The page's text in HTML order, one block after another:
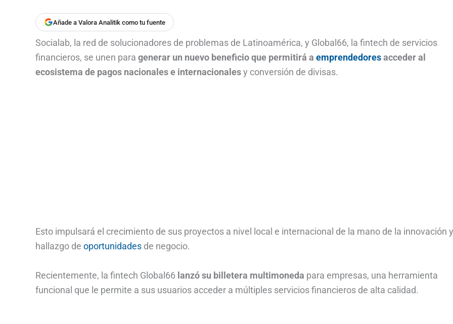
Añade a Valora Analitik como tu fuente
Socialab, la red de solucionadores de problemas de Latinoamérica, y Global66, la fintech de servicios
financieros, se unen para generar un nuevo beneficio que permitirá a emprendedoresacceder al
ecosistema de pagos nacionales e internacionalesy conversión de divisas.
Esto impulsará el crecimiento de sus proyectos a nivel local e internacional de la mano de la innovación
hallazgo de oportunidades de negocio.
Recientemente, la fintech Global66 lanzó su billetera multimoneda para empresas, una herramienta
funcional que le permite a sus usuarios acceder a múltiples servicios financieros de alta calidad.